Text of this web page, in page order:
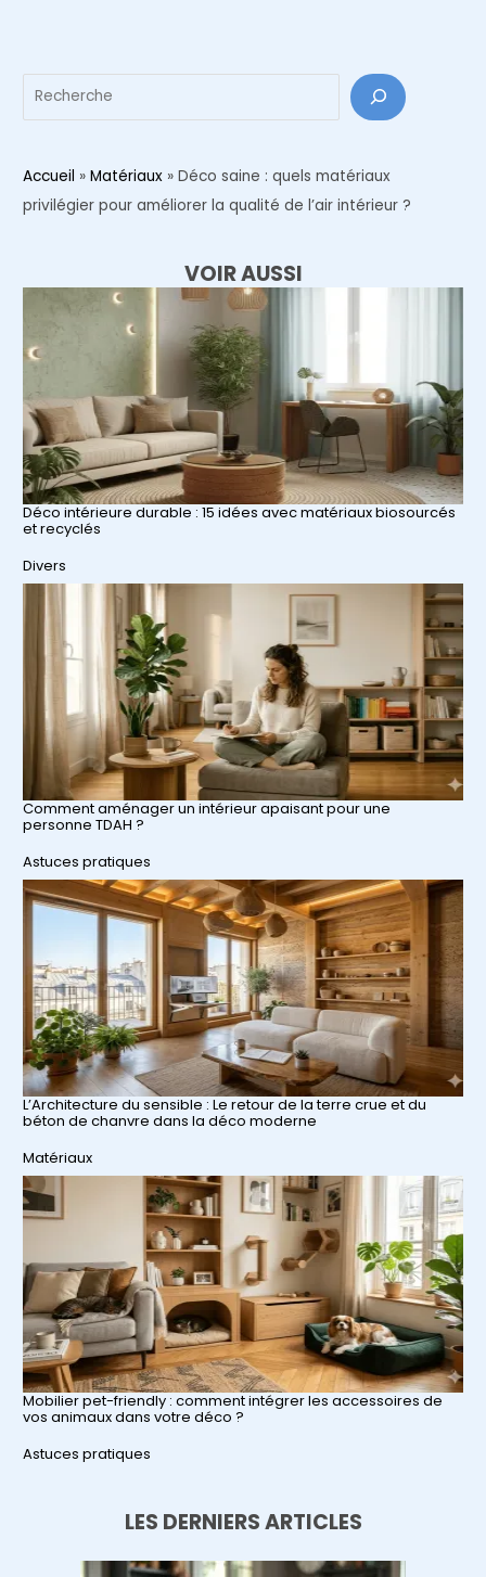
Accueil » Matériaux » Déco saine : quels matériaux
privilégier pour améliorer la qualité de l’air intérieur ?
VOIR AUSSI
Déco intérieure durable : 15 idées avec matériaux biosourcés
et recyclés
Par rapport à
Divers
Comment aménager un intérieur apaisant pour une
personne TDAH ?
Par rapport à
Astuces pratiques
L’Architecture du sensible : Le retour de la terre crue et du
béton de chanvre dans la déco moderne
Par rapport à
Matériaux
Mobilier pet-friendly : comment intégrer les accessoires de
vos animaux dans votre déco ?
Par rapport à
Astuces pratiques
LES DERNIERS ARTICLES